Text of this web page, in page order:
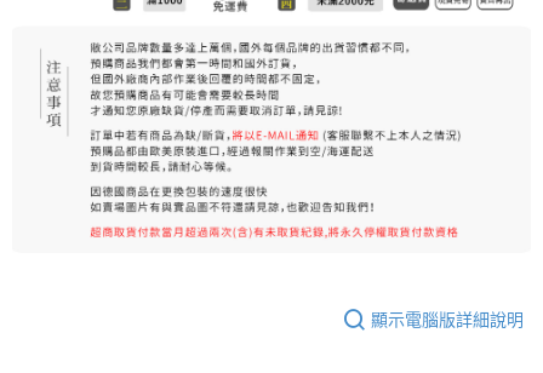
每筆NT$100，滿NT$999(含以上)免運費
離島宅配（澎湖、金門、馬祖、小琉球）
每筆NT$250，滿NT$3,000(含以上)免運費
顯示電腦版詳細說明